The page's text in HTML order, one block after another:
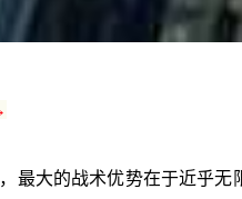
最大的战术优势在于近乎